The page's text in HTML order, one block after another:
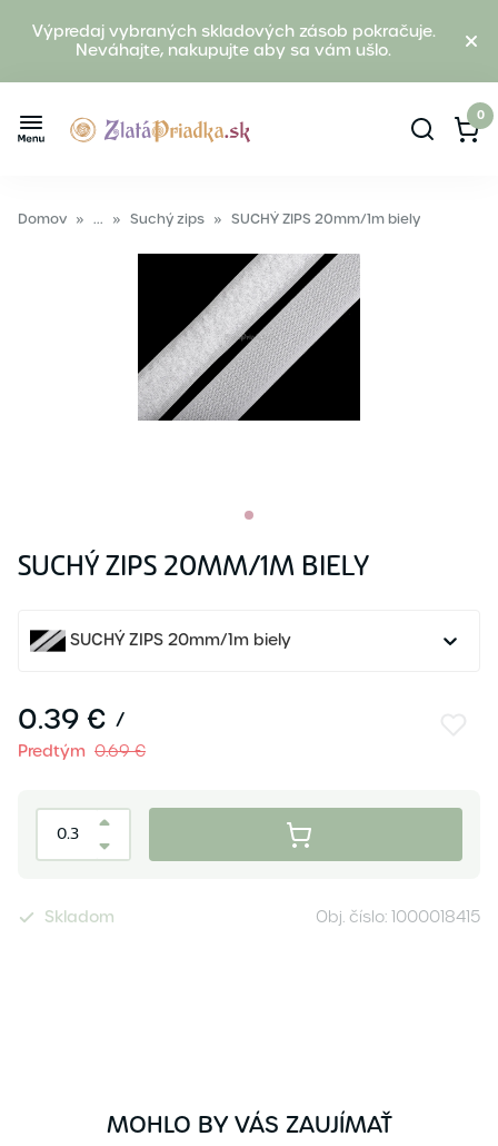
Výpredaj vybraných skladových zásob pokračuje.
Neváhajte, nakupujte aby sa vám ušlo.
0
Domov » ... » Suchý zips » SUCHÝ ZIPS 20mm/1m biely
SUCHÝ ZIPS 20MM/1M BIELY
SUCHÝ ZIPS 20mm/1m biely
0.39 € /
Predtým 0.69 €
Skladom Obj. číslo: 1000018415
MOHLO BY VÁS ZAUJÍMAŤ